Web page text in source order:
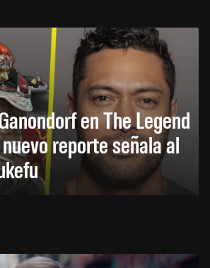
en The Legend
reporte señala al